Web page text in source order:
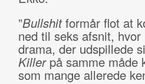
”Bullshitformår flot at
ned til seks afsnit,
drama, der udspillede
Killerpå samme måde
som mange allerede